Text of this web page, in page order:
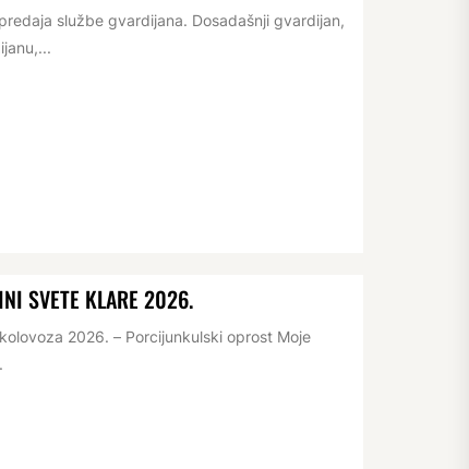
službe gvardijana. Dosadašnji gvardijan,
SVETE KLARE 2026.
2026. – Porcijunkulski oprost Moje